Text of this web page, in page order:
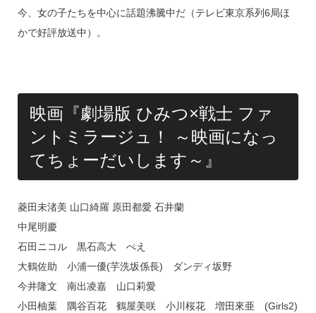
今、女の子たちを中心に話題沸騰中だ（テレビ東京系列6局ほ
かで好評放送中）。
映画『劇場版 ひみつ×戦士 ファ
ントミラージュ！ ～映画になっ
てちょーだいします～』
菱田未渚美 山口綺羅 原田都愛 石井蘭
中尾明慶
石田ニコル 黒石高大 ぺえ
大鶴佐助 小浦一優(芋洗坂係長) ダンディ坂野
今井隆文 南出凌嘉 山口莉愛
小田柚葉 隅谷百花 鶴屋美咲 小川桜花 増田來亜 (Girls2)